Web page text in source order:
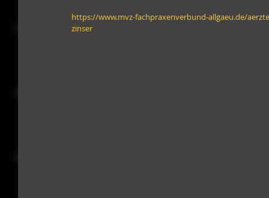
https://www.mvz-fachpraxenverbund-allgaeu.de/
zinser